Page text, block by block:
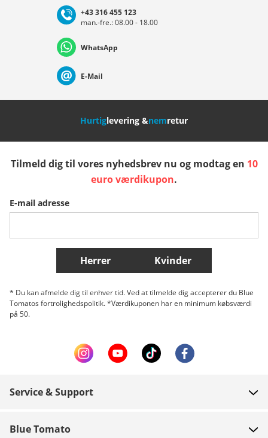
Deutschland Österreich
Nederland Italia (Italiano) Italien (Deutsch)
Slovenija
Belgique (Français) Danmark Norge
Flere lande
+43 316 455 123
man.-fre.: 08.00 - 18.00
WhatsApp
E-Mail
Hurtiglevering &nemretur
Tilmeld dig til vores nyhedsbrev nu og modtag en 10
euro værdikupon.
E-mail adresse
Herrer Kvinder
* Du kan afmelde dig til enhver tid. Ved at tilmelde dig accepterer du Blue
Tomatos fortrolighedspolitik. *Værdikuponen har en minimum købsværdi
på 50.
Service & Support
Blue Tomato